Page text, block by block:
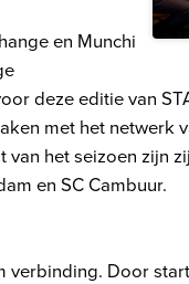
en Munchi
deze editie van
met het netwerk
van het seizoen zijn
en SC Cambuur.
verbinding. Door